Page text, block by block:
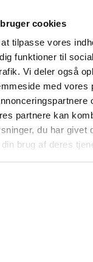
cookies
tilpasse vores
funktioner til
Vi deler også
med vores
partnere kan
du har givet
brug af deres
å melde deg på vårt
brukes på allerede
produkter fra Rocket.
godtar du å motta
inspirasjon. Du kan